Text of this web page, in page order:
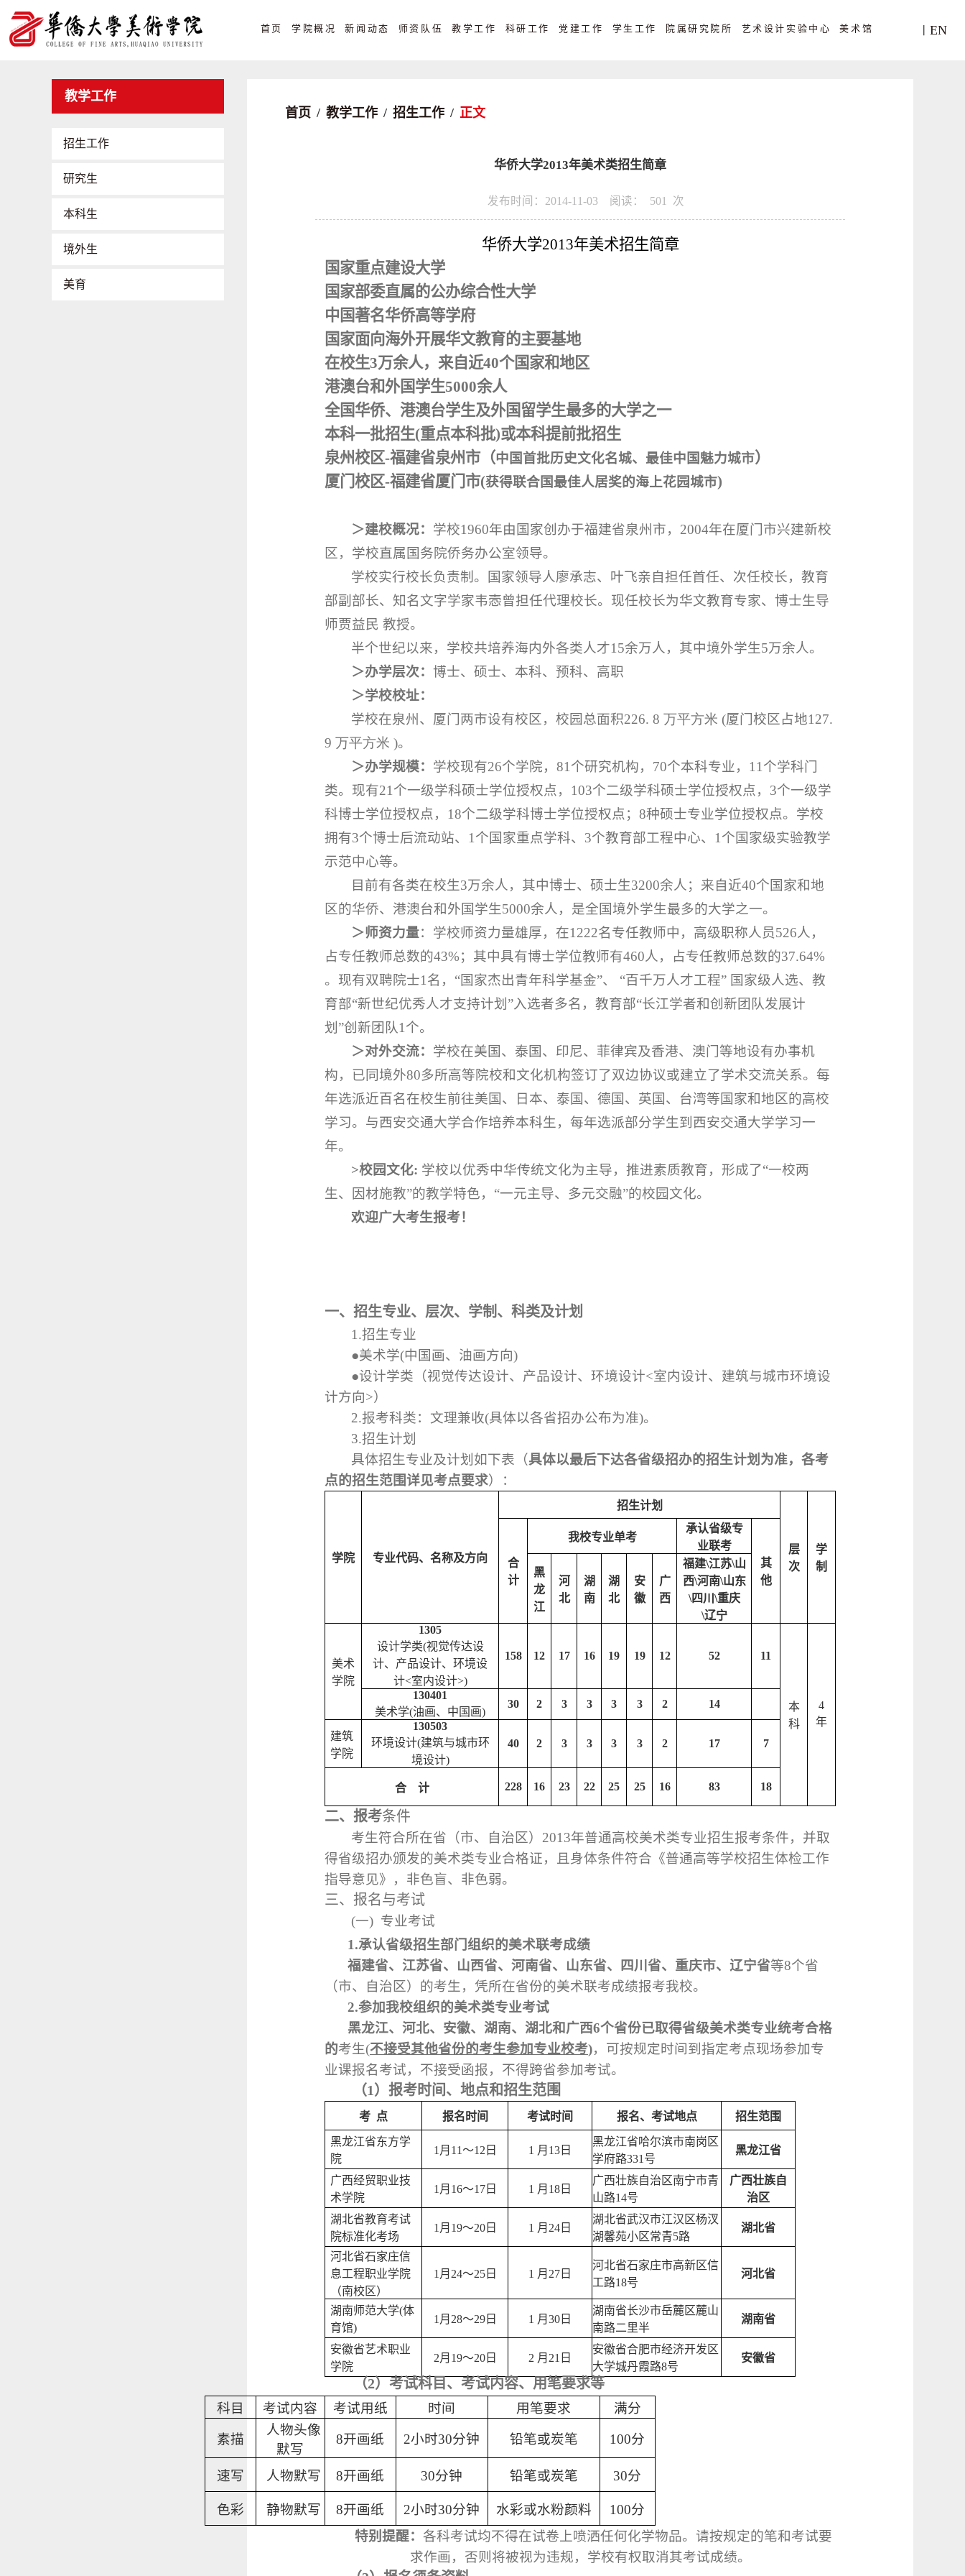
首页 学院概况 新闻动态 师资队伍 教学工作 科研工作 党建工作 学生工作 院属研究院所 艺术设计实验中心 美术馆 EN
教学工作
招生工作
研究生
本科生
境外生
美育
首页 / 教学工作 / 招生工作 / 正文
华侨大学2013年美术类招生简章
发布时间：2014-11-03 阅读： 501 次
华侨大学2013年美术招生简章
国家重点建设大学
国家部委直属的公办综合性大学
中国著名华侨高等学府
国家面向海外开展华文教育的主要基地
在校生3万余人，来自近40个国家和地区
港澳台和外国学生5000余人
全国华侨、港澳台学生及外国留学生最多的大学之一
本科一批招生(重点本科批)或本科提前批招生
泉州校区-福建省泉州市（中国首批历史文化名城、最佳中国魅力城市）
厦门校区-福建省厦门市(获得联合国最佳人居奖的海上花园城市)
＞建校概况： 学校1960年由国家创办于福建省泉州市， 2004年在厦门市兴建新校
区，学校直属国务院侨务办公室领导。
学校实行校长负责制。国家领导人廖承志、叶飞亲自担任首任、次任校长，教育
部副部长、知名文字学家韦悫曾担任代理校长。现任校长为华文教育专家、博士生导
师贾益民 教授。
半个世纪以来，学校共培养海内外各类人才15余万人，其中境外学生5万余人。
＞办学层次：博士、硕士、本科、预科、高职
＞学校校址：
学校在泉州、厦门两市设有校区，校园总面积226.8万平方米 (厦门校区占地127.
9 万平方米 )。
＞办学规模： 学校现有26个学院，81 个研究机构， 70个本科专业， 11 个学科门
类。现有21 个一级学科硕士学位授权点， 103个二级学科硕士学位授权点， 3个一级学
科博士学位授权点， 18个二级学科博士学位授权点； 8种硕士专业学位授权点。学校
拥有3个博士后流动站、 1 个国家重点学科、 3个教育部工程中心、 1 个国家级实验教学
示范中心等。
目前有各类在校生3万余人，其中博士、硕士生3200余人；来自近40个国家和地
区的华侨、港澳台和外国学生5000余人，是全国境外学生最多的大学之一。
＞师资力量：学校师资力量雄厚，在1222名专任教师中，高级职称人员526人，
占专任教师总数的43%；其中具有博士学位教师有460人，占专任教师总数的37.64%
。现有双聘院士1 名， “国家杰出青年科学基金”、 “百千万人才工程” 国家级人选、教
育部“新世纪优秀人才支持计划 ”入选者多名，教育部“长江学者和创新团队发展计
划 ”创新团队1 个。
＞对外交流： 学校在美国、泰国、印尼、菲律宾及香港、澳门等地设有办事机
构，已同境外80多所高等院校和文化机构签订了双边协议或建立了学术交流关系。每
年选派近百名在校生前往美国、日本、泰国、德国、英国、台湾等国家和地区的高校
学习。与西安交通大学合作培养本科生，每年选派部分学生到西安交通大学学习一
年。
>校园文化: 学校以优秀中华传统文化为主导，推进素质教育，形成了“一校两
生、因材施教”的教学特色，“一元主导、多元交融”的校园文化。
欢迎广大考生报考！
一、 招生专业、层次、学制、科类及计划
1.招生专业
●美术学(中国画、油画方向)
●设计学类（视觉传达设计、产品设计、环境设计<室内设计、建筑与城市环境设
计方向>）
2.报考科类：文理兼收(具体以各省招办公布为准)。
3.招生计划
具体招生专业及计划如下表（具体以最后下达各省级招办的招生计划为准，各考
点的招生范围详见考点要求）：
学院 专业代码、名称及方向
招生计划
层
次
学
制
合
计
我校专业单考
承认省级专
业联考
其
他
黑
龙
江
河
北
湖
南
湖
北
安
徽
广
西
福建\江苏\山
西\河南\山东
\四川 \重庆
\辽宁
美术
学院
1305
设计学类(视觉传达设
计、产品设计、环境设
计<室内设计>)
158 12 17 16 19 19 12 52 11
本
科
4
年
130401
美术学(油画、中国画)
30 2 3 3 3 3 2 14
建筑
学院
130503
环境设计(建筑与城市环
境设计)
40 2 3 3 3 3 2 17 7
合 计 228 16 23 22 25 25 16 83 18
二、报考条件
考生符合所在省（市、自治区） 2013年普通高校美术类专业招生报考条件， 并取
得省级招办颁发的美术类专业合格证，且 身体条件符合《普通高等学校招生体检工作
指导意见》， 非色盲、非色弱。
三、报名与考试
(一) 专业考试
1.承认省级招生部门组织的美术联考成绩
福建省、江苏省、山西省、河南省、山东省、四川省、重庆市、辽宁省等8个省
（市、自治区）的考生，凭所在省份的美术联考成绩报考我校。
2.参加我校组织的美术类专业考试
黑龙江、河北、安徽、湖南、湖北和广西6个省份已取得省级美术类专业统考合格
的考生(不接受其他省份的考生参加专业校考)，可按规定时间到指定考点现场参加专
业课报名考试，不接受函报，不得跨省参加考试。
（1 ）报考时间、地点和招生范围
考 点 报名时间 考试时间 报名、考试地点 招生范围
黑龙江省东方学
院
1 月 11～12 日 1 月 13 日
黑龙江省哈尔滨市南岗区
学府路331 号
黑龙江省
广西经贸职业技
术学院
1 月 16～17日 1 月 18 日
广西壮族自治区南宁市青
山路14号
广西壮族自
治区
湖北省教育考试
院标准化考场
1 月 19～20日 1 月 24 日
湖北省武汉市江汉区杨汊
湖馨苑小区常青5路
湖北省
河北省石家庄信
息工程职业学院
（南校区）
1 月 24～25日 1 月 27 日
河北省石家庄市高新区信
工路18号
河北省
湖南师范大学(体
育馆)
1 月 28～29日 1 月 30 日
湖南省长沙市岳麓区麓山
南路二里半
湖南省
安徽省艺术职业
学院
2月 19～20日 2 月 21 日
安徽省合肥市经济开发区
大学城丹霞路8号
安徽省
（2）考试科目、考试内容、用笔要求等
科目 考试内容 考试用纸 时间 用笔要求 满分
素描
人物头像
默写
8开画纸 2小时30分钟 铅笔或炭笔 100分
速写 人物默写 8开画纸 30分钟 铅笔或炭笔 30分
色彩 静物默写 8开画纸 2小时30分钟 水彩或水粉颜料 100分
特别提醒：各科考试均不得在试卷上喷洒任何化学物品。请按规定的笔和考试要
求作画，否则将被视为违规，学校有权取消其考试成绩。